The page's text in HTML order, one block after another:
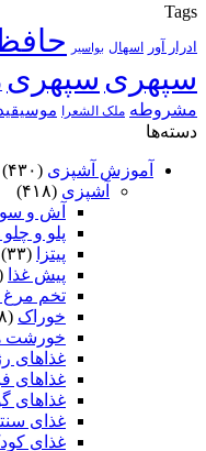
Tags
ادرار آور اسهال بواسیر
سپهری سپهری
مشروطه ملک الشعرا
دسته‌ها
آموزش آشپزی (۴۳۰)
آشپزی (۴۱۸)
آش و
پلو و چلو
پیتزا
(۳۳)
پیش غذا
تخم مرغ
خوراک (۳۸)
خورشت
غذاهای
غذاهای
غذاهای
غذای
غذای